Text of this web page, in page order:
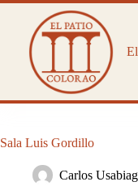
Saltar
contenido
Sala Luis Gordillo
Carlos